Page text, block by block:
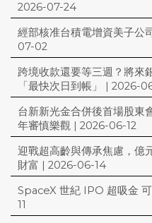
2026-07-24
經部核准台積電增資美子公
07-02
跨境收款還要等三週？將來
「最快次日到帳」
| 2026-
台新新光金合併後首場股東
年審慎樂觀 | 2026-06-12
迎戰超高齡與傳承焦慮，億
財富 | 2026-06-14
SpaceX 世紀 IPO 超吸金
11